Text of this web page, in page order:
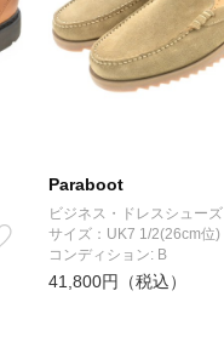
Paraboot
ビジネス・ドレスシューズ
サイズ：UK7 1/2(26cm位)
コンディション: B
41,800円（税込）